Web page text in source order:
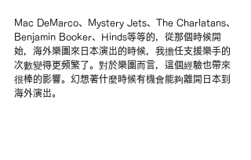
Mac DeMarco、Mystery Jets、The Charlatans、
Benjamin Booker、Hinds等等的，從那個時候開
始，海外樂團來日本演出的時候，我擔任支援樂手的
次數變得更頻繁了。對於樂團而言，這個經驗也帶來
很棒的影響。幻想著什麼時候有機會能夠離開日本到
海外演出。